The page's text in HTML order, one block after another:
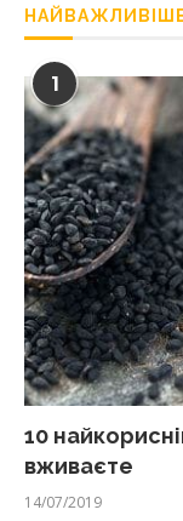
1
10
вживаєте
14/07/2019